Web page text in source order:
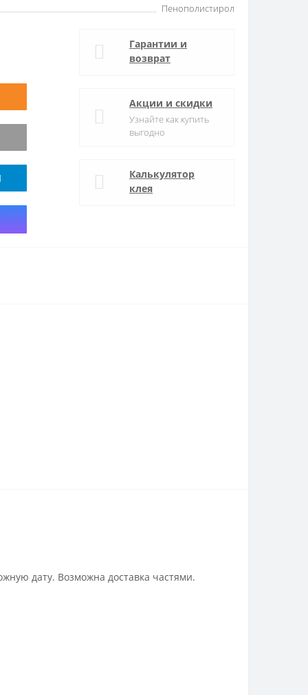
Пенополистирол
Гарантии и
возврат
Акции и скидки
Узнайте как купить
выгодно
Калькулятор
клея
дату. Возможна доставка частями.